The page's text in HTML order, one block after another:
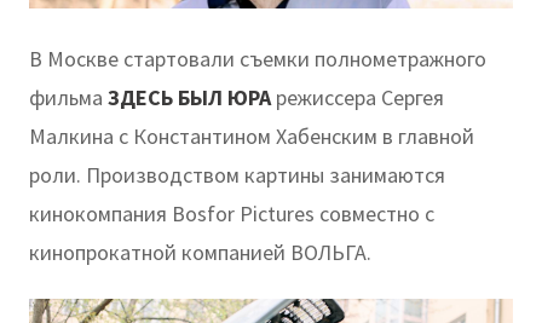
В Москве стартовали съемки полнометражного
фильма ЗДЕСЬ БЫЛ ЮРАрежиссера Сергея
Малкина с Константином Хабенским в главной
роли. Производством картины занимаются
кинокомпания Bosfor Pictures совместно с
кинопрокатной компанией ВОЛЬГА.